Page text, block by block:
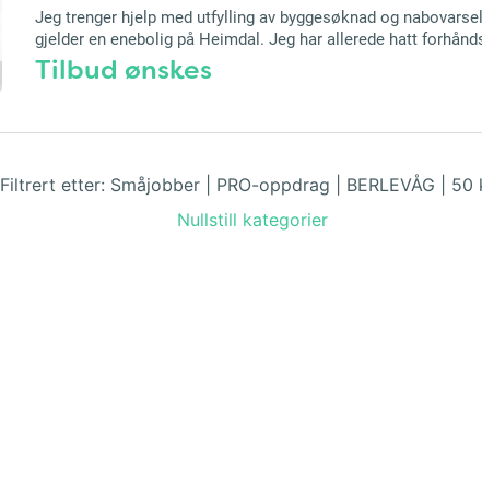
Jeg trenger hjelp med utfylling av byggesøknad og
gjelder en enebolig på Heimdal. Jeg har allerede hatt
Tilbud ønskes
Filtrert etter: Småjobber PRO-oppdrag BERLEVÅG
50
Nullstill kategorier